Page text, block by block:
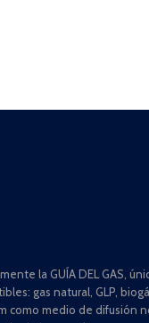
la GUÍA DEL GAS,
gas natural, GLP,
como medio de difusión